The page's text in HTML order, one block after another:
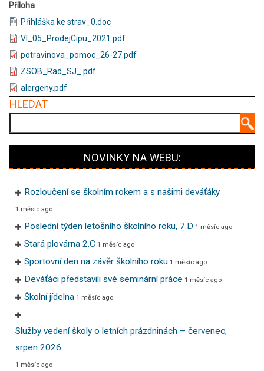
Příloha
Přihláška ke strav_0.doc
VI_05_ProdejCipu_2021.pdf
potravinova_pomoc_26-27.pdf
ZSOB_Rad_SJ_.pdf
alergeny.pdf
HLEDAT
NOVINKY NA WEBU:
Rozloučení se školním rokem a s našimi deváťáky
1 měsíc ago
Poslední týden letošního školního roku, 7.D 1 měsíc ago
Stará plovárna 2.C 1 měsíc ago
Sportovní den na závěr školního roku 1 měsíc ago
Deváťáci představili své seminární práce 1 měsíc ago
Školní jídelna 1 měsíc ago
Služby vedení školy o letních prázdninách – červenec,
srpen 2026
1 měsíc ago